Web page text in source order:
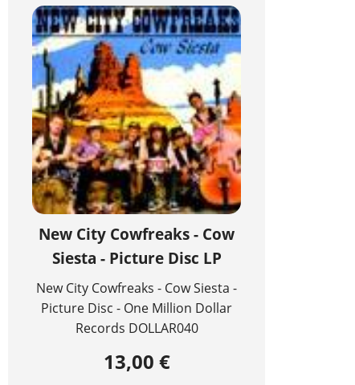
New City Cowfreaks - Cow
Siesta - Picture Disc LP
New City Cowfreaks - Cow Siesta -
Picture Disc - One Million Dollar
Records DOLLAR040
13,00 €